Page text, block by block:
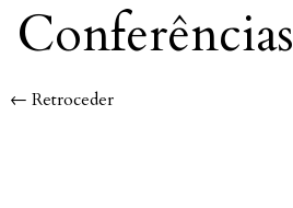
Conferências
← Retroceder